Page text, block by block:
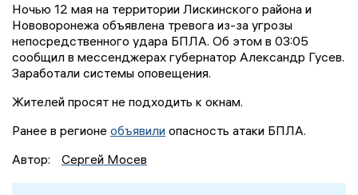
Ночью 12 мая на территории Лискинского района и
Нововоронежа объявлена тревога из-за угрозы
непосредственного удара БПЛА. Об этом в 03:05
сообщил в мессенджерах губернатор Александр Гусев.
Заработали системы оповещения.
Жителей просят не подходить к окнам.
Ранее в регионе объявили опасность атаки БПЛА.
Автор:
Сергей Мосев